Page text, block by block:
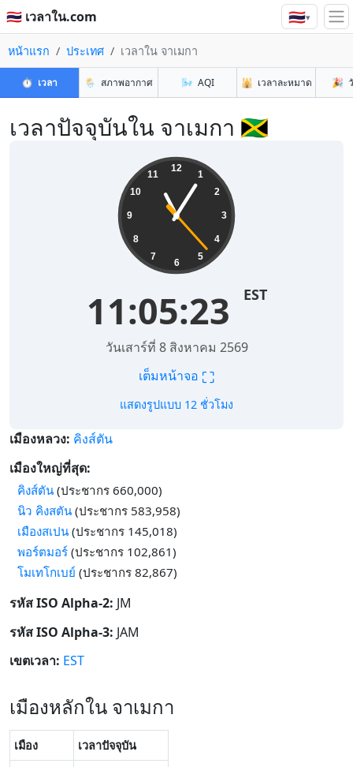
🇹🇭 เวลาใน.com 🇹🇭▾
หน้าแรก ประเทศ เวลาใน จาเมกา
⏱️ เวลา 🌦️ สภาพอากาศ 🌬️ AQI 🕌 เวลาละหมาด 🎉
เวลาปัจจุบันใน จาเมกา 🇯🇲
12
1
2
3
4
5
6
7
8
9
10
11
11:05:23 EST
วันเสาร์ที่ 8 สิงหาคม 2569
เต็มหน้าจอ ⛶
แสดงรูปแบบ 12 ชั่วโมง
เมืองหลวง: คิงส์ตัน
เมืองใหญ่ที่สุด:
คิงส์ตัน (ประชากร 660,000)
นิว คิงสตัน (ประชากร 583,958)
เมืองสเปน (ประชากร 145,018)
พอร์ตมอร์ (ประชากร 102,861)
โมเทโกเบย์ (ประชากร 82,867)
รหัส ISO Alpha-2: JM
รหัส ISO Alpha-3: JAM
เขตเวลา: EST
เมืองหลักใน จาเมกา
เมือง
เวลาปัจจุบัน